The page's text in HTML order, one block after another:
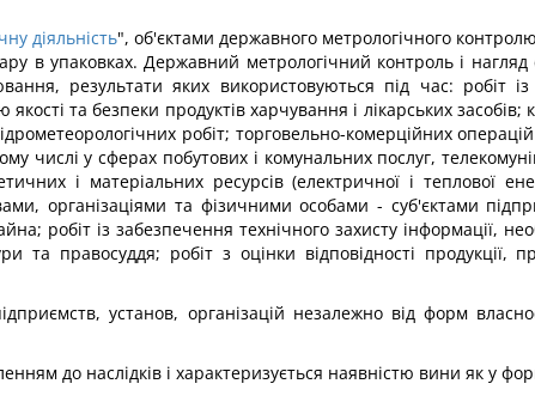
діяльність", об'єктами державного метрологічного
в упаковках. Державний метрологічний контроль і нагляд
результати яких використовуються під час: робіт
та безпеки продуктів харчування і лікарських
робіт; торговельно-комерційних
у сферах побутових і комунальних послуг,
і матеріальних ресурсів (електричної і теплової
організаціями та фізичними особами - суб'єктами
робіт із забезпечення технічного захисту інформації,
правосуддя; робіт з оцінки відповідності продукції,
установ, організацій незалежно від форм
до наслідків і характеризується наявністю вини як у